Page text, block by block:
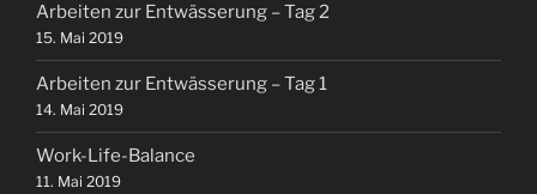
Arbeiten zur Entwässerung – Tag 2
15. Mai 2019
Arbeiten zur Entwässerung – Tag 1
14. Mai 2019
Work-Life-Balance
11. Mai 2019